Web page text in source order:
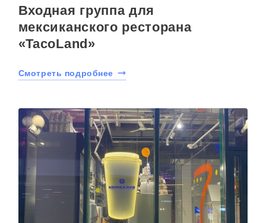
Входная группа для
мексиканского ресторана
«TacoLand»
Смотреть подробнее